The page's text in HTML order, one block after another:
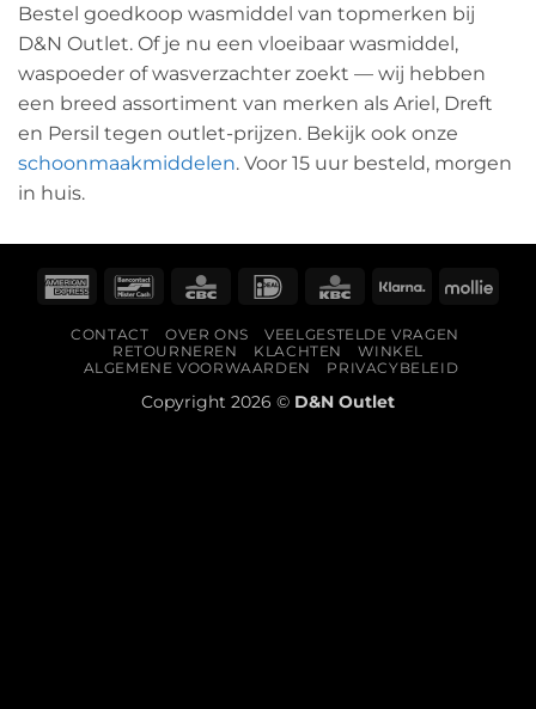
Bestel goedkoop wasmiddel van topmerken bij
D&N Outlet. Of je nu een vloeibaar wasmiddel,
waspoeder of wasverzachter zoekt — wij hebben
een breed assortiment van merken als Ariel, Dreft
en Persil tegen outlet-prijzen. Bekijk ook onze
schoonmaakmiddelen. Voor 15 uur besteld, morgen
in huis.
American BancontactCBC IDeal KBC Klarna
CONTACT OVER ONS
VEELGESTELDE VRAGEN
RETOURNEREN
KLACHTEN
WINKEL
ALGEMENE VOORWAARDEN
PRIVACYBELEID
Copyright 2026 © D&N Outlet